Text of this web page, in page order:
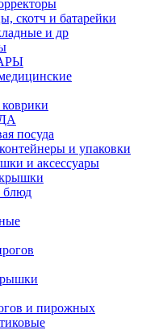
скотч и батарейки
и др
посуда
и упаковки
и аксессуары
блюд
и пирожных